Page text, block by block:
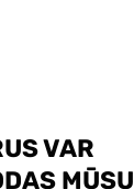
VAR
MŪSU